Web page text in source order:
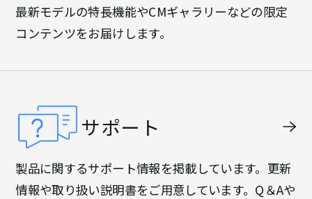
最新モデルの特長機能やCMギャラリーなどの限定
コンテンツをお届けします。
サポート
製品に関するサポート情報を掲載しています。更新
情報や取り扱い説明書をご用意しています。Q＆Aや